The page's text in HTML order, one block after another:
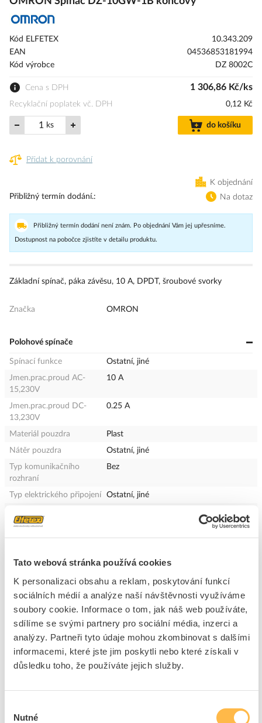
Tato webová stránka používá cookies
K personalizaci obsahu a reklam, poskytování funkcí
sociálních médií a analýze naší návštěvnosti využíváme
soubory cookie. Informace o tom, jak náš web používáte,
sdílíme se svými partnery pro sociální média, inzerci a
analýzy. Partneři tyto údaje mohou zkombinovat s dalšími
informacemi, které jste jim poskytli nebo které získali v
důsledku toho, že používáte jejich služby.
souhlasu
Nutné
galerie
s
Kód ELFETEX
10.343.209
EAN
04536853181994
Kód výrobce
DZ 8002C
Cena s DPH 1 306,86 Kč/ks
Recyklační poplatek vč. DPH 0,12 Kč
ks do košíku
Přidat k porovnání
K objednání
Přibližný termín dodání.
Na dotaz
Přibližný termín dodání není znám. Po objednání Vám jej upřesníme.
Dostupnost na pobočce zjistíte v detailu produktu.
Základní spínač, páka závěsu, 10 A, DPDT, šroubové svorky
Značka OMRON
Polohové spínače
Spínací funkce
Ostatní, jiné
Jmen.prac.proud AC-
15,230V
10 A
Jmen.prac.proud DC-
13,230V
0.25 A
Materiál pouzdra
Plast
Nátěr pouzdra
Ostatní, jiné
Typ komunikačního
rozhraní
Bez
Typ elektrického připojení
Ostatní, jiné
plyn
Kategorie nevýbušnosti -
Bez
Konstrukční typ krytu
Kvádr
Stupeň krytí (IP)
Ostatní, jiné
Typ ovládacího prvku
Ostatní, jiné
Verze rozhraní
Jmen.prac.proud Ie AC-
15,125 V
10 A
Jmen.prac.proud Ie DC-
0.5 A
Šířka snímače, senzoru
75.4 mm